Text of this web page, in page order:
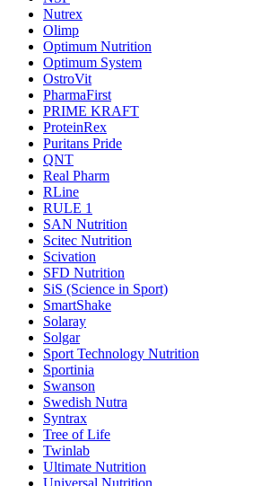
Nutrex
Olimp
Optimum Nutrition
Optimum System
OstroVit
PharmaFirst
PRIME KRAFT
ProteinRex
Puritans Pride
QNT
Real Pharm
RLine
RULE 1
SAN Nutrition
Scitec Nutrition
Scivation
SFD Nutrition
SiS (Science in Sport)
SmartShake
Solaray
Solgar
Sport Technology Nutrition
Sportinia
Swanson
Swedish Nutra
Syntrax
Tree of Life
Twinlab
Ultimate Nutrition
Universal Nutrition